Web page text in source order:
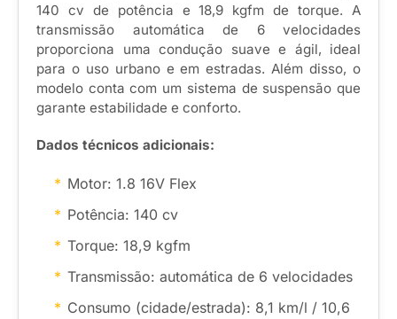
140 cv de potência e 18,9 kgfm de torque. A
transmissão automática de 6 velocidades
proporciona uma condução suave e ágil, ideal
para o uso urbano e em estradas. Além disso, o
modelo conta com um sistema de suspensão que
garante estabilidade e conforto.
Dados técnicos adicionais:
Motor: 1.8 16V Flex
Potência: 140 cv
Torque: 18,9 kgfm
Transmissão: automática de 6 velocidades
Consumo (cidade/estrada): 8,1 km/l / 10,6